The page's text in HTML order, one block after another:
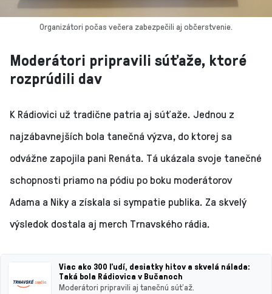
Organizátori počas večera zabezpečili aj občerstvenie.
Moderátori pripravili súťaže, ktoré
rozprúdili dav
K Rádiovici už tradične patria aj súťaže. Jednou z
najzábavnejších bola tanečná výzva, do ktorej sa
odvážne zapojila pani Renáta. Tá ukázala svoje tanečné
schopnosti priamo na pódiu po boku moderátorov
Adama a Niky a získala si sympatie publika. Za skvelý
výsledok dostala aj merch Trnavského rádia.
Viac ako 300 ľudí, desiatky hitov a skvelá nálada:
Taká bola Rádiovica v Bučanoch
Moderátori pripravili aj tanečnú súťaž.